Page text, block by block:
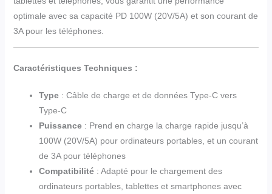
optimale avec sa capacité PD 100W (20V/5A) et son courant de
3A pour les téléphones.
Caractéristiques Techniques :
Type: Câble de charge et de données Type-C vers
Type-C
Puissance: Prend en charge la charge rapide jusqu’à
100W (20V/5A) pour ordinateurs portables, et un courant
de 3A pour téléphones
Compatibilité: Adapté pour le chargement des
ordinateurs portables, tablettes et smartphones avec